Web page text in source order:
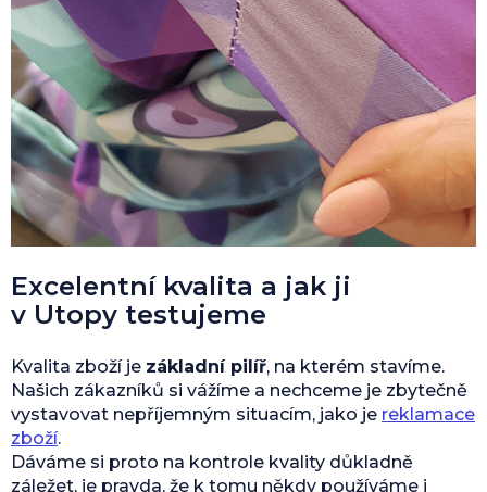
Excelentní kvalita a jak ji
v Utopy testujeme
Kvalita zboží je základní pilíř, na kterém stavíme.
Našich zákazníků si vážíme a nechceme je zbytečně
vystavovat nepříjemným situacím, jako je reklamace
zboží.
Dáváme si proto na kontrole kvality důkladně
záležet, je pravda, že k tomu někdy používáme i